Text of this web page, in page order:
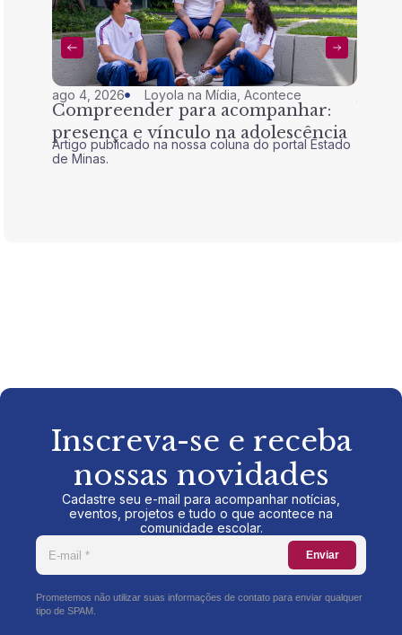
ago 4, 2026 Loyola na Mídia ,Acontece
Compreender para acompanhar:
presença e vínculo na adolescência
Artigo publicado na nossa coluna do portal Estado
de Minas.
Inscreva-se e receba
nossas novidades
Cadastre seu e-mail para acompanhar notícias,
eventos, projetos e tudo o que acontece na
comunidade escolar.
Enviar
Prometemos não utilizar suas informações de contato para enviar qualquer
tipo de SPAM.